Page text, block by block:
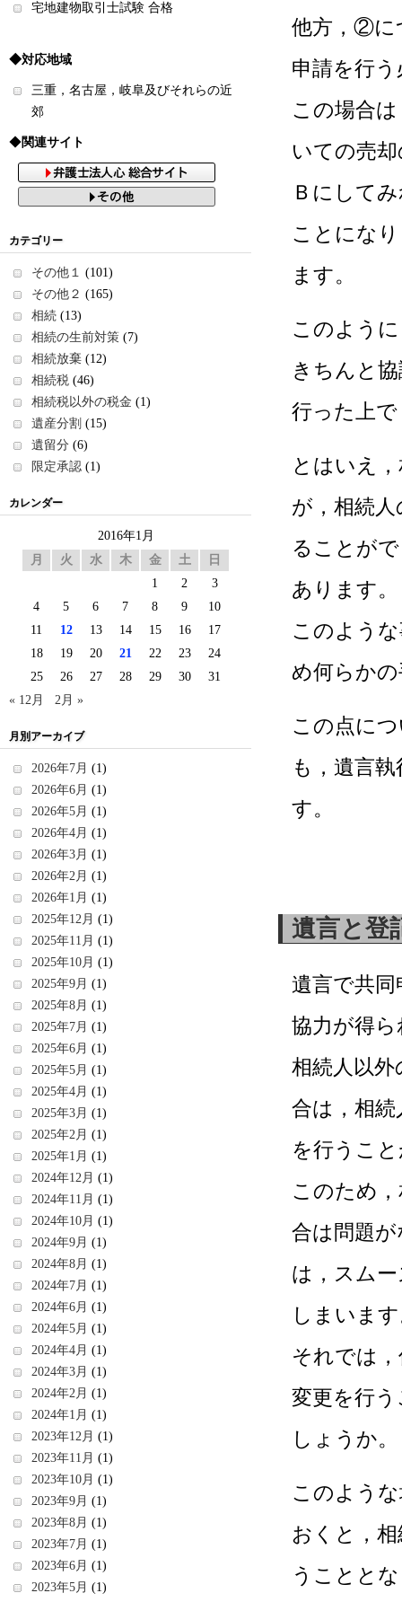
他方，②に
申請を行
この場合
いての売
Ｂにして
ことにな
ます。
このよう
きちんと
行った上
とはいえ
が，相続
ることが
あります。
このよう
め何らか
この点に
も，遺言
す。
遺言と登
遺言で共
協力が得
相続人以
合は，相
を行うこ
このため
合は問題
は，スム
しまいま
それでは
変更を行
しょうか。
このよう
おくと，
うことと
宅地建物取引士試験 合格
◆対応地域
三重，名古屋，岐阜及びそれらの近
郊
◆関連サイト
カテゴリー
その他１ (101)
その他２ (165)
相続 (13)
相続の生前対策 (7)
相続放棄 (12)
相続税 (46)
相続税以外の税金 (1)
遺産分割 (15)
遺留分 (6)
限定承認 (1)
カレンダー
2016年1月
月
火 水 木 金 土
日
1
2
3
4
5 6 7 8 9
10
11
12 13 14 15 16
17
18
19 20 21 22 23
24
25
26 27 28 29 30
31
« 12月
2月 »
月別アーカイブ
2026年7月 (1)
2026年6月 (1)
2026年5月 (1)
2026年4月 (1)
2026年3月 (1)
2026年2月 (1)
2026年1月 (1)
2025年12月 (1)
2025年11月 (1)
2025年10月 (1)
2025年9月 (1)
2025年8月 (1)
2025年7月 (1)
2025年6月 (1)
2025年5月 (1)
2025年4月 (1)
2025年3月 (1)
2025年2月 (1)
2025年1月 (1)
2024年12月 (1)
2024年11月 (1)
2024年10月 (1)
2024年9月 (1)
2024年8月 (1)
2024年7月 (1)
2024年6月 (1)
2024年5月 (1)
2024年4月 (1)
2024年3月 (1)
2024年2月 (1)
2024年1月 (1)
2023年12月 (1)
2023年11月 (1)
2023年10月 (1)
2023年9月 (1)
2023年8月 (1)
2023年7月 (1)
2023年6月 (1)
2023年5月 (1)